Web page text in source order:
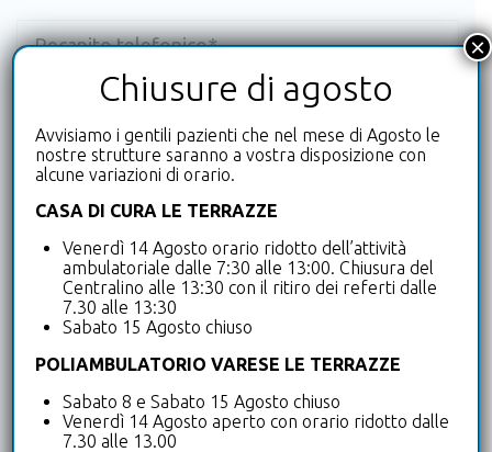
Chiusure di agosto
Avvisiamo i gentili pazienti che nel mese di Agosto le
nostre strutture saranno a vostra disposizione con
alcune variazioni di orario.
CASA DI CURA LE TERRAZZE
Venerdì 14 Agosto orario ridotto dell’attività
ambulatoriale dalle 7:30 alle 13:00. Chiusura del
Centralino alle 13:30 con il ritiro dei referti dalle
7.30 alle 13:30
Sabato 15 Agosto chiuso
POLIAMBULATORIO VARESE LE TERRAZZE
Sabato 8 e Sabato 15 Agosto chiuso
Venerdì 14 Agosto aperto con orario ridotto dalle
7.30 alle 13.00
×